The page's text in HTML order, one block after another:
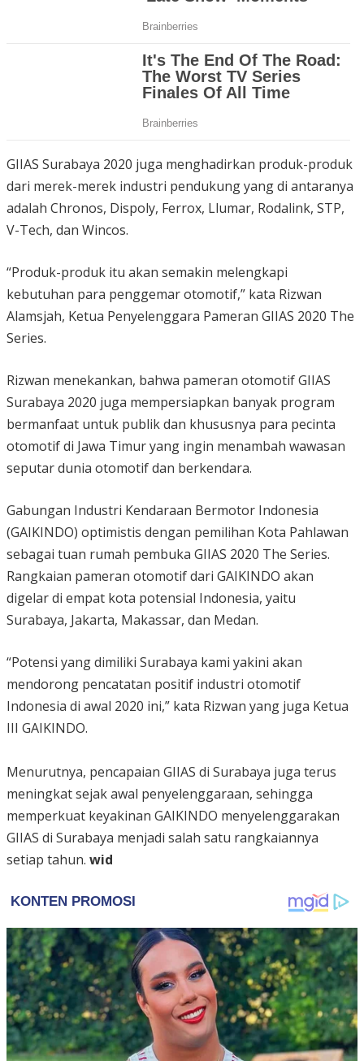
GIIAS Surabaya 2020 juga menghadirkan produk-produk
dari merek-merek industri pendukung yang di antaranya
adalah Chronos, Dispoly, Ferrox, Llumar, Rodalink, STP,
V-Tech, dan Wincos.
“Produk-produk itu akan semakin melengkapi
kebutuhan para penggemar otomotif,” kata Rizwan
Alamsjah, Ketua Penyelenggara Pameran GIIAS 2020 The
Series.
Rizwan menekankan, bahwa pameran otomotif GIIAS
Surabaya 2020 juga mempersiapkan banyak program
bermanfaat untuk publik dan khususnya para pecinta
otomotif di Jawa Timur yang ingin menambah wawasan
seputar dunia otomotif dan berkendara.
Gabungan Industri Kendaraan Bermotor Indonesia
(GAIKINDO) optimistis dengan pemilihan Kota Pahlawan
sebagai tuan rumah pembuka GIIAS 2020 The Series.
Rangkaian pameran otomotif dari GAIKINDO akan
digelar di empat kota potensial Indonesia, yaitu
Surabaya, Jakarta, Makassar, dan Medan.
“Potensi yang dimiliki Surabaya kami yakini akan
mendorong pencatatan positif industri otomotif
Indonesia di awal 2020 ini,” kata Rizwan yang juga Ketua
III GAIKINDO.
Menurutnya, pencapaian GIIAS di Surabaya juga terus
meningkat sejak awal penyelenggaraan, sehingga
memperkuat keyakinan GAIKINDO menyelenggarakan
GIIAS di Surabaya menjadi salah satu rangkaiannya
setiap tahun. wid